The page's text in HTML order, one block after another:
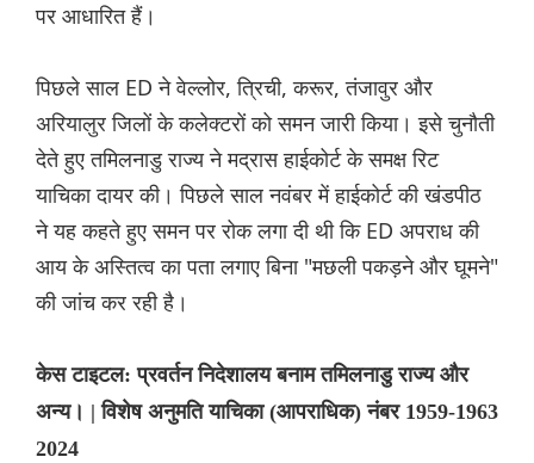
पर आधारित हैं।
पिछले साल ED ने वेल्लोर, त्रिची, करूर, तंजावुर और
अरियालुर जिलों के कलेक्टरों को समन जारी किया। इसे चुनौती
देते हुए तमिलनाडु राज्य ने मद्रास हाईकोर्ट के समक्ष रिट
याचिका दायर की। पिछले साल नवंबर में हाईकोर्ट की खंडपीठ
ने यह कहते हुए समन पर रोक लगा दी थी कि ED अपराध की
आय के अस्तित्व का पता लगाए बिना "मछली पकड़ने और घूमने"
की जांच कर रही है।
केस टाइटल: प्रवर्तन निदेशालय बनाम तमिलनाडु राज्य और
अन्य। | विशेष अनुमति याचिका (आपराधिक) नंबर 1959-1963
2024